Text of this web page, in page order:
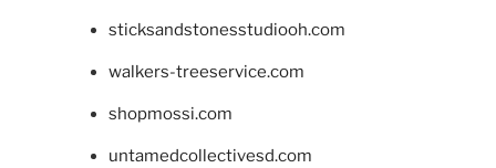
sticksandstonesstudiooh.com
walkers-treeservice.com
shopmossi.com
untamedcollectivesd.com